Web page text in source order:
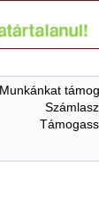
Munkánkat